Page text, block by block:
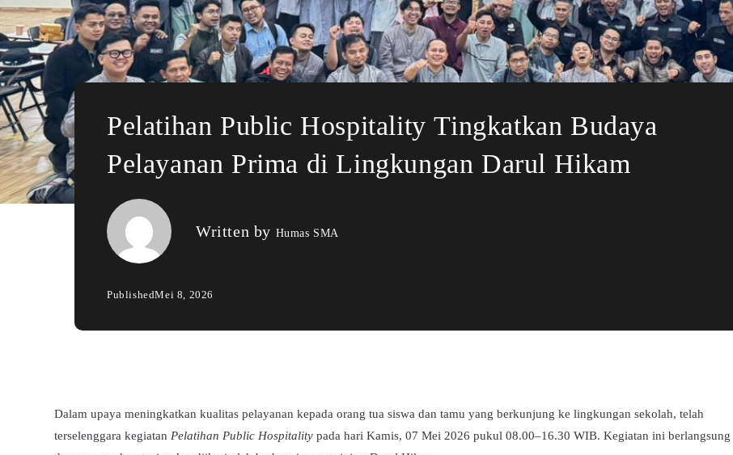
Pelatihan Public Hospitality Tingkatkan Budaya
Pelayanan Prima di Lingkungan Darul Hikam
Written by Humas SMA
PublishedMei 8, 2026
Dalam upaya meningkatkan kualitas pelayanan kepada orang tua siswa dan tamu yang berkunjung ke lingkungan sekolah, telah
terselenggara kegiatan Pelatihan Public Hospitality pada hari Kamis, 07 Mei 2026 pukul 08.00–16.30 WIB. Kegiatan ini berlangsung